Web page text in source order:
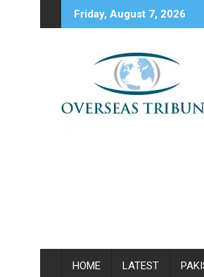
to
Friday, August 7, 2026
HOME LATEST